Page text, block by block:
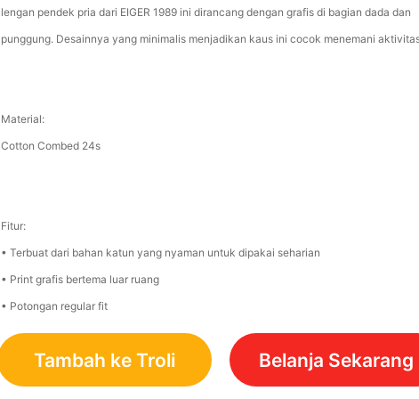
lengan pendek pria dari EIGER 1989 ini dirancang dengan grafis di bagian dada dan
punggung. Desainnya yang minimalis menjadikan kaus ini cocok menemani
Material:
Cotton Combed 24s
Fitur:
• Terbuat dari bahan katun yang nyaman untuk dipakai seharian
• Print grafis bertema luar ruang
• Potongan regular fit
Tambah ke Troli Belanja Sekarang